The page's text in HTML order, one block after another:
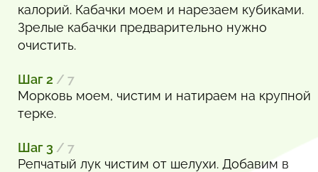
калорий. Кабачки моем и нарезаем кубиками.
Зрелые кабачки предварительно нужно
очистить.
Шаг 2 / 7
Морковь моем, чистим и натираем на крупной
терке.
Шаг 3 / 7
Репчатый лук чистим от шелухи. Добавим в